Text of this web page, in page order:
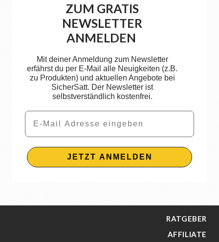
ZUM GRATIS
NEWSLETTER
ANMELDEN
Mit deiner Anmeldung zum Newsletter
erfährst du per E-Mail alle Neuigkeiten (z.B.
zu Produkten) und aktuellen Angebote bei
SicherSatt. Der Newsletter ist
selbstverständlich kostenfrei.
Email
JETZT ANMELDEN
RATGEBER
AFFILIATE